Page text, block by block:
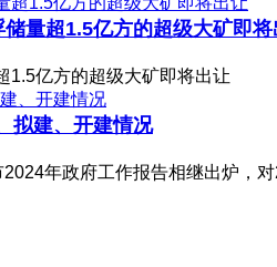
量超1.5亿方的超级大矿即
1.5亿方的超级大矿即将出让
拟建、开建情况
年政府工作报告相继出炉，